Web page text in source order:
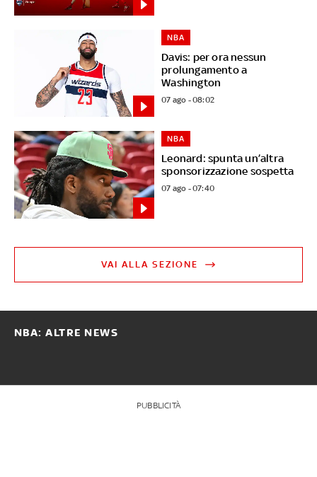
Davis: per ora nessun
prolungamento a
Washington
NBA
07 ago - 08:02
Leonard: spunta un’altra
sponsorizzazione sospetta
NBA
07 ago - 07:40
VAI ALLA SEZIONE
NBA: ALTRE NEWS
PUBBLICITÀ